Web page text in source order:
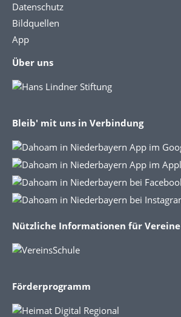
Datenschutz
Bildquellen
App
Über uns
Bleib' mit uns in Verbindung
Nützliche Informationen für Vereine
Förderprogramm